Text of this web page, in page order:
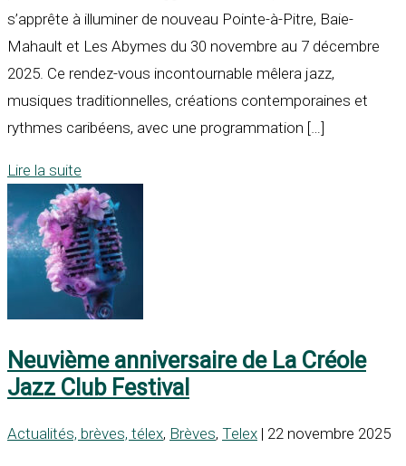
s’apprête à illuminer de nouveau Pointe-à-Pitre, Baie-
Mahault et Les Abymes du 30 novembre au 7 décembre
2025. Ce rendez-vous incontournable mêlera jazz,
musiques traditionnelles, créations contemporaines et
rythmes caribéens, avec une programmation […]
Lire la suite
Neuvième anniversaire de La Créole
Jazz Club Festival
Actualités, brèves, télex, Brèves, Telex | 22 novembre 2025